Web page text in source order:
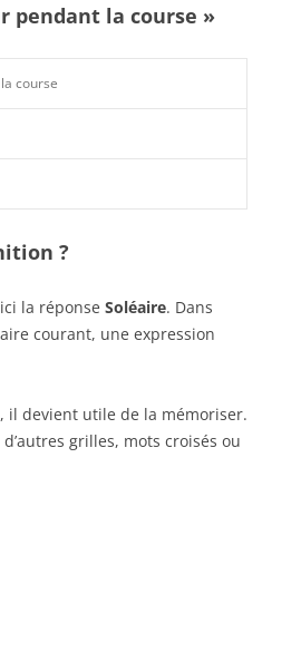
pendant la course »
course
?
la réponse Soléaire. Dans
courant, une expression
il devient utile de la mémoriser.
grilles, mots croisés ou